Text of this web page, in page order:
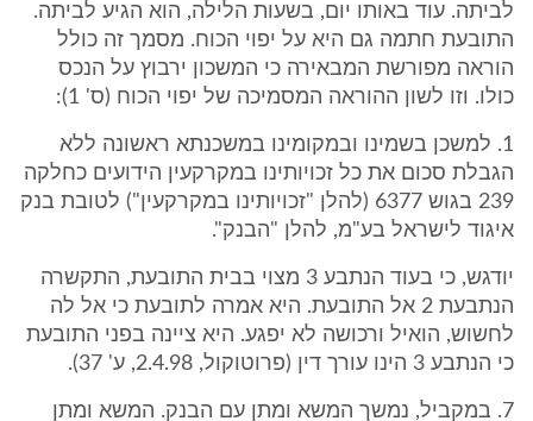
לביתה. עוד באותו יום, בשעות הלילה, הוא הגיע לביתה.
התובעת חתמה גם היא על יפוי הכוח. מסמך זה כולל
הוראה מפורשת המבאירה כי המשכון ירבוץ על הנכס
כולו. וזו לשון ההוראה המסמיכה של יפוי הכוח (ס' 1):
1. למשכן בשמינו ובמקומינו במשכנתא ראשונה ללא
הגבלת סכום את כל זכויותינו במקרקעין הידועים כחלקה
239 בגוש 6377 (להלן "זכויותינו במקרקעין") לטובת בנק
איגוד לישראל בע"מ, להלן "הבנק".
יודגש, כי בעוד הנתבע 3 מצוי בבית התובעת, התקשרה
הנתבעת 2 אל התובעת. היא אמרה לתובעת כי אל לה
לחשוש, הואיל ורכושה לא יפגע. היא ציינה בפני התובעת
כי הנתבע 3 הינו עורך דין (פרוטוקול, 2.4.98, ע' 37).
7. במקביל, נמשך המשא ומתן עם הבנק. המשא ומתן